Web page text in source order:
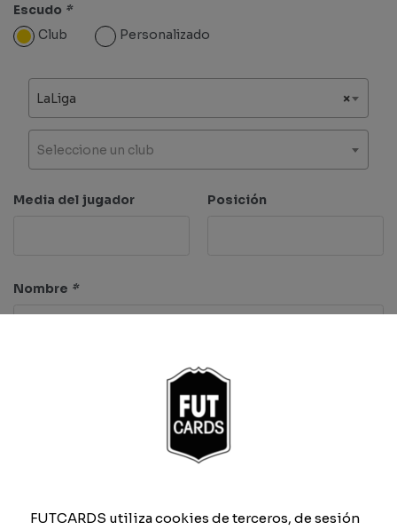
Escudo *
Club
Personalizado
×
LaLiga
Seleccione un club
Media del jugador Posición
Nombre *
FUTCARDS utiliza cookies de terceros, de sesión